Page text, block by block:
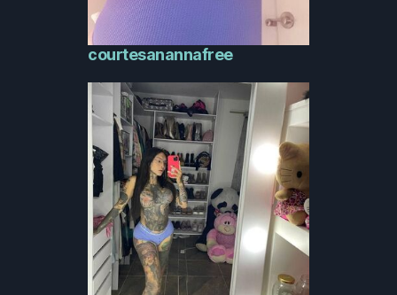
courtesanannafree